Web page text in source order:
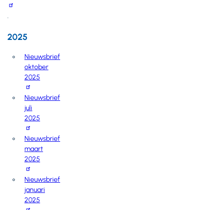
.
2025
Nieuwsbrief
oktober
2025
Nieuwsbrief
juli
2025
Nieuwsbrief
maart
2025
Nieuwsbrief
januari
2025